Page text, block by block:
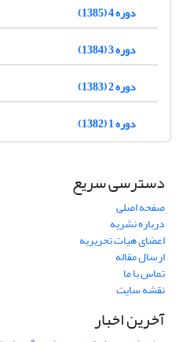
دوره 4 (1385)
دوره 3 (1384)
دوره 2 (1383)
دوره 1 (1382)
دسترسی سریع
صفحه اصلی
درباره نشریه
اعضای هیات تحریریه
ارسال مقاله
تماس با ما
نقشه سایت
آخرین اخبار